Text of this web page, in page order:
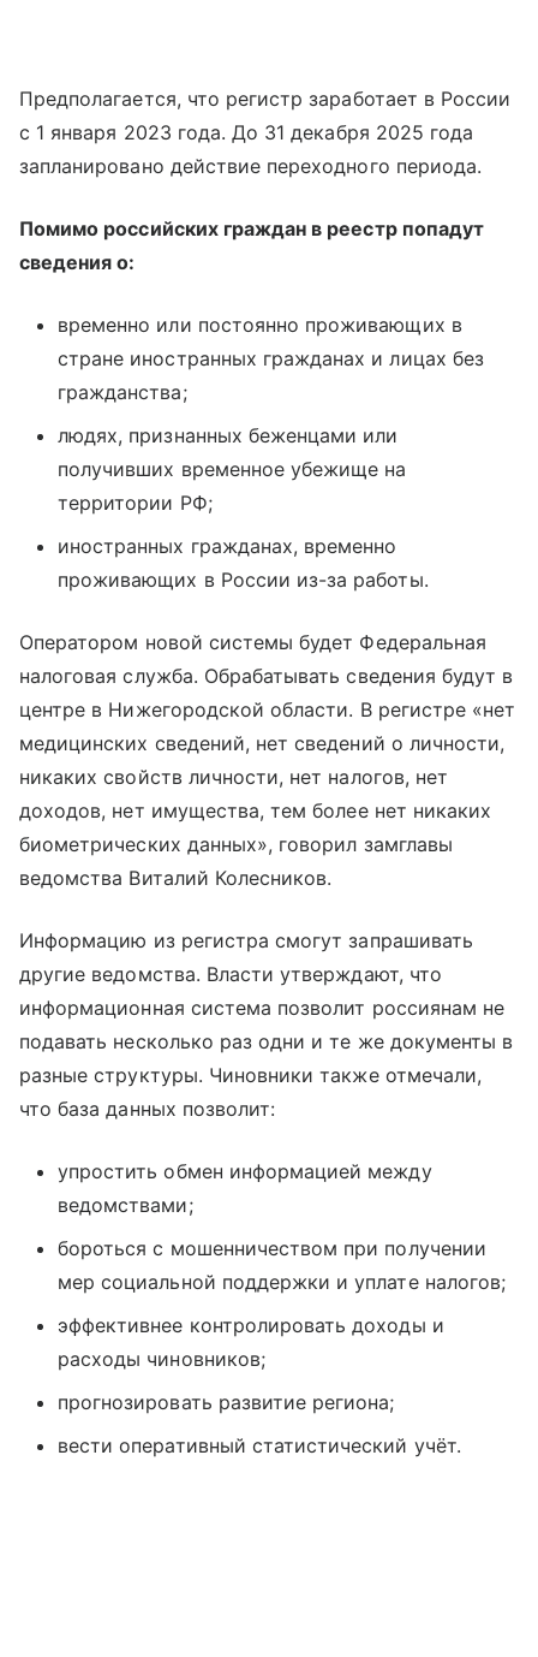
Предполагается, что регистр заработает в России
с 1 января 2023 года. До 31 декабря 2025 года
запланировано действие переходного периода.
Помимо российских граждан в реестр попадут
сведения о:
временно или постоянно проживающих в
стране иностранных гражданах и лицах без
гражданства;
людях, признанных беженцами или
получивших временное убежище на
территории РФ;
иностранных гражданах, временно
проживающих в России из-за работы.
Оператором новой системы будет Федеральная
налоговая служба. Обрабатывать сведения будут в
центре в Нижегородской области. В регистре «нет
медицинских сведений, нет сведений о личности,
никаких свойств личности, нет налогов, нет
доходов, нет имущества, тем более нет никаких
биометрических данных», говорил замглавы
ведомства Виталий Колесников.
Информацию из регистра смогут запрашивать
другие ведомства. Власти утверждают, что
информационная система позволит россиянам не
подавать несколько раз одни и те же документы в
разные структуры. Чиновники также отмечали,
что база данных позволит:
упростить обмен информацией между
ведомствами;
бороться с мошенничеством при получении
мер социальной поддержки и уплате налогов;
эффективнее контролировать доходы и
расходы чиновников;
прогнозировать развитие региона;
вести оперативный статистический учёт.